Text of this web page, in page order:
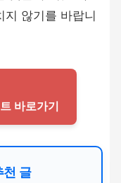
지 않기를 바랍니
바로가기
천 글